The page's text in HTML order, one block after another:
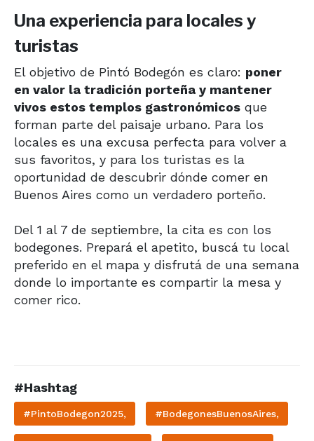
Una experiencia para locales y
turistas
El objetivo de Pintó Bodegón es claro: poner
en valor la tradición porteña y mantener
vivos estos templos gastronómicos que
forman parte del paisaje urbano. Para los
locales es una excusa perfecta para volver a
sus favoritos, y para los turistas es la
oportunidad de descubrir dónde comer en
Buenos Aires como un verdadero porteño.
Del 1 al 7 de septiembre, la cita es con los
bodegones. Prepará el apetito, buscá tu local
preferido en el mapa y disfrutá de una semana
donde lo importante es compartir la mesa y
comer rico.
#Hashtag
#PintoBodegon2025, #BodegonesBuenosAires,